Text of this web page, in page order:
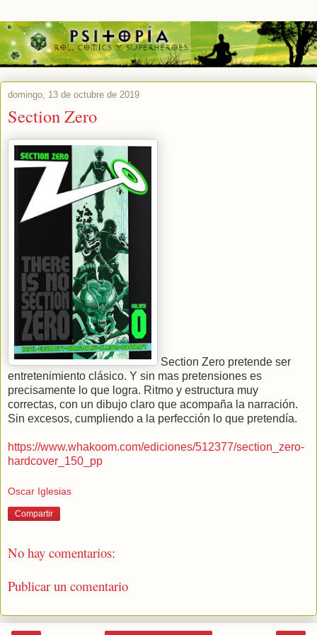
domingo, 13 de octubre de 2019
Section Zero
Section Zero pretende ser
entretenimiento clásico. Y sin mas pretensiones es
precisamente lo que logra. Ritmo y estructura muy
correctas, con un dibujo claro que acompaña la narración.
Sin excesos, cumpliendo a la perfección lo que pretendía.
https://www.whakoom.com/ediciones/512377/section_zero-
hardcover_150_pp
Oscar Iglesias
Compartir
No hay comentarios:
Publicar un comentario